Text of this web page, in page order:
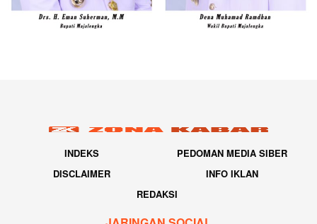
INDEKS
PEDOMAN MEDIA SIBER
DISCLAIMER
INFO IKLAN
REDAKSI